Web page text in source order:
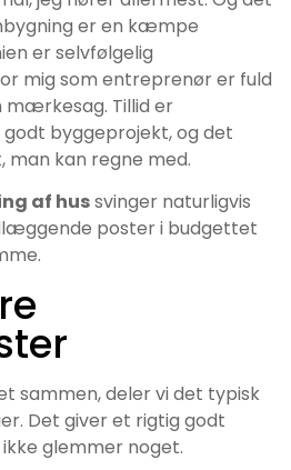
er en kæmpe
er selvfølgelig
mig som entreprenør er fuld
mærkesag. Tillid er
byggeprojekt, og det
kan regne med.
af hussvinger naturligvis
poster i budgettet
sammen, deler vi det typisk
Det giver et rigtig godt
glemmer noget.